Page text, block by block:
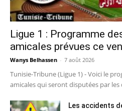
Ligue 1 : Programme
amicales prévues ce
Wanys Belhassen - 7 août 2026
Tunisie-Tribune (Ligue 1) - Voici le
amicales qui seront disputées par les
Les accidents